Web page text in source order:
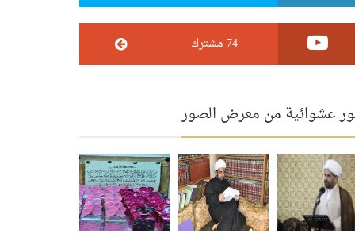
74 مشترك
عشوائية من معرض الصور